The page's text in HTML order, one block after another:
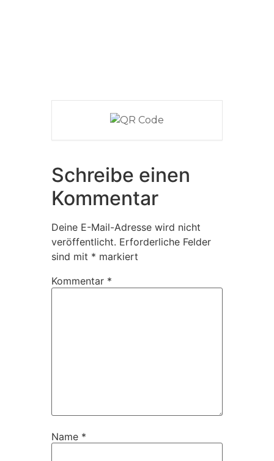
Schreibe einen
Kommentar
Deine E-Mail-Adresse wird nicht
veröffentlicht. Erforderliche Felder
sind mit * markiert
Kommentar *
Name *